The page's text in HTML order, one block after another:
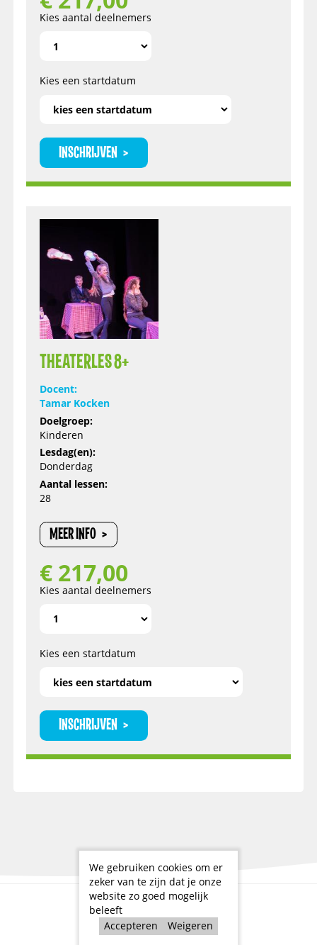
Kies aantal deelnemers
Kies een startdatum
INSCHRIJVEN
THEATERLES 8+
Docent:
Tamar Kocken
Doelgroep:
Kinderen
Lesdag(en):
Donderdag
Aantal lessen:
28
MEER INFO
€ 217,00
Kies aantal deelnemers
Kies een startdatum
INSCHRIJVEN
WIL JE NOG WATVRAGEN?
We gebruiken cookies om er
zeker van te zijn dat je onze
website zo goed mogelijk
beleeft
Accepteren
Weigeren